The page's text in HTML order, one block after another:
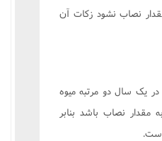
نصاب نشود زکات آن
در يک سال دو مرتبه ميوه
نصاب باشد بنابر